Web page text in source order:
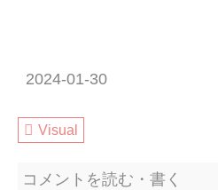
2024-01-30
Visual
コメントを読む・書く